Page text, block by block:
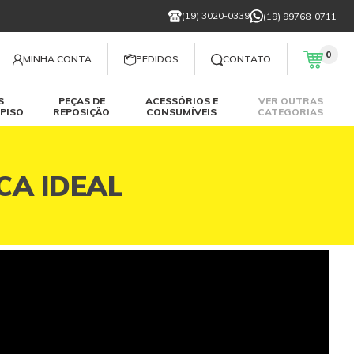
(19) 3020-0339 (19) 99768-0711
MINHA CONTA PEDIDOS CONTATO 0
PEÇAS DE
REPOSIÇÃO
ACESSÓRIOS E
CONSUMÍVEIS
VER OUTRAS
CATEGORIAS
IDEAL